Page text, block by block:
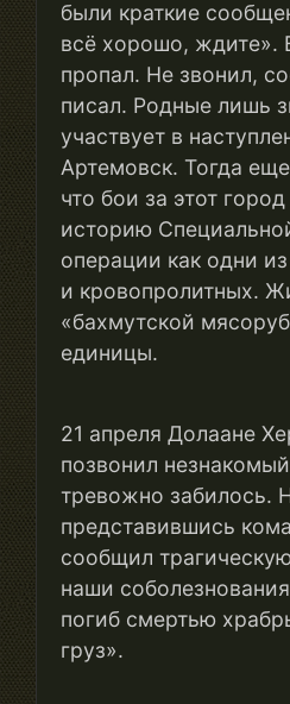
были краткие
всё хорошо, ждите».
пропал. Не звонил,
писал. Родные лишь
участвует в
Артемовск. Тогда
что бои за этот
историю
операции как одни
и кровопролитных.
«бахмутской
единицы.
21 апреля Долаане
позвонил
тревожно забилось.
представившись
сообщил
наши
погиб смертью
груз».